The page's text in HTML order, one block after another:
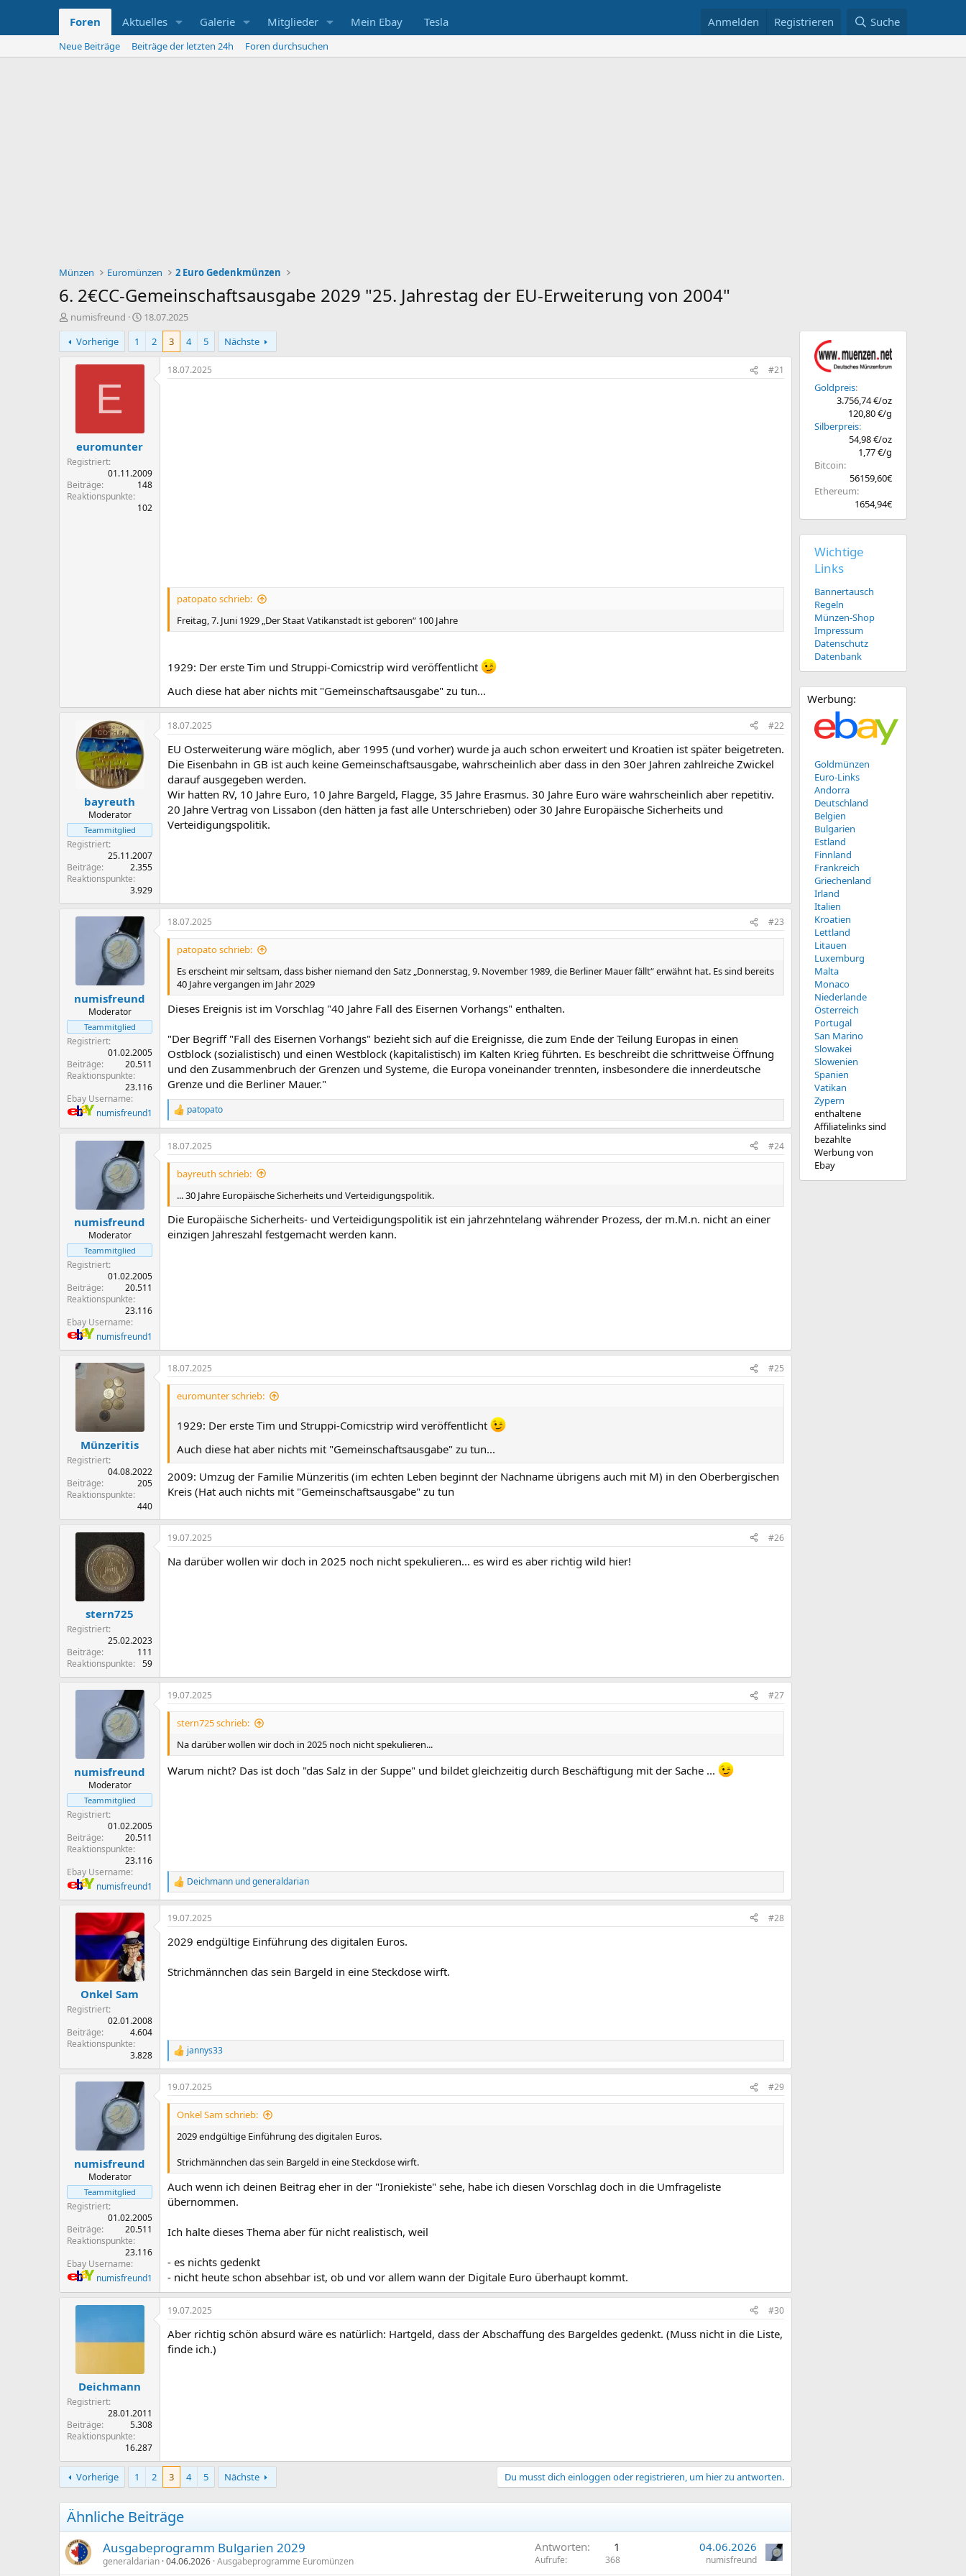
Foren Aktuelles Galerie Mitglieder Mein Ebay Tesla Anmelden Registrieren Suche
Neue Beiträge Beiträge der letzten 24h Foren durchsuchen
Münzen Euromünzen 2 Euro Gedenkmünzen
6. 2€CC-Gemeinschaftsausgabe 2029 "25. Jahrestag der EU-Erweiterung von 2004"
E
r
s
t
numisfreund
E
r
t
e
m
18.07.2025
Vorherige
1 2 3 4 5 Nächste
E
euromunter
Registriert
01.11.2009
Beiträge
148
Reaktionspunkte
102
18.07.2025 #21
patopato schrieb:
Freitag, 7. Juni 1929 „Der Staat Vatikanstadt ist geboren“ 100 Jahre
1929: Der erste Tim und Struppi-Comicstrip wird veröffentlicht
Auch diese hat aber nichts mit "Gemeinschaftsausgabe" zu tun...
bayreuth
Moderator
Teammitglied
Registriert
25.11.2007
Beiträge
2.355
Reaktionspunkte
3.929
18.07.2025 #22
EU Osterweiterung wäre möglich, aber 1995 (und vorher) wurde ja auch schon erweitert und Kroatien ist später beigetreten.
Die Eisenbahn in GB ist auch keine Gemeinschaftsausgabe, wahrscheinlich aber dass in den 30er Jahren zahlreiche Zwickel
darauf ausgegeben werden.
Wir hatten RV, 10 Jahre Euro, 10 Jahre Bargeld, Flagge, 35 Jahre Erasmus. 30 Jahre Euro wäre wahrscheinlich aber repetitiv.
20 Jahre Vertrag von Lissabon (den hätten ja fast alle Unterschrieben) oder 30 Jahre Europäische Sicherheits und
Verteidigungspolitik.
numisfreund
Moderator
Teammitglied
Registriert
01.02.2005
Beiträge
20.511
Reaktionspunkte
23.116
Ebay Username
numisfreund1
18.07.2025 #23
patopato schrieb:
Es erscheint mir seltsam, dass bisher niemand den Satz „Donnerstag, 9. November 1989, die Berliner Mauer fällt“ erwähnt hat. Es sind bereits
40 Jahre vergangen im Jahr 2029
Dieses Ereignis ist im Vorschlag "40 Jahre Fall des Eisernen Vorhangs" enthalten.
"Der Begriff "Fall des Eisernen Vorhangs" bezieht sich auf die Ereignisse, die zum Ende der Teilung Europas in einen
Ostblock (sozialistisch) und einen Westblock (kapitalistisch) im Kalten Krieg führten. Es beschreibt die schrittweise Öffnung
und den Zusammenbruch der Grenzen und Systeme, die Europa voneinander trennten, insbesondere die innerdeutsche
Grenze und die Berliner Mauer."
R
e
a
k
t
e
n
:
patopato
numisfreund
Moderator
Teammitglied
Registriert
01.02.2005
Beiträge
20.511
Reaktionspunkte
23.116
Ebay Username
numisfreund1
18.07.2025 #24
bayreuth schrieb:
... 30 Jahre Europäische Sicherheits und Verteidigungspolitik.
Die Europäische Sicherheits- und Verteidigungspolitik ist ein jahrzehntelang währender Prozess, der m.M.n. nicht an einer
einzigen Jahreszahl festgemacht werden kann.
Münzeritis
Registriert
04.08.2022
Beiträge
205
Reaktionspunkte
440
18.07.2025 #25
euromunter schrieb:
1929: Der erste Tim und Struppi-Comicstrip wird veröffentlicht
Auch diese hat aber nichts mit "Gemeinschaftsausgabe" zu tun...
2009: Umzug der Familie Münzeritis (im echten Leben beginnt der Nachname übrigens auch mit M) in den Oberbergischen
Kreis (Hat auch nichts mit "Gemeinschaftsausgabe" zu tun
stern725
Registriert
25.02.2023
Beiträge
111
Reaktionspunkte
59
19.07.2025 #26
Na darüber wollen wir doch in 2025 noch nicht spekulieren... es wird es aber richtig wild hier!
numisfreund
Moderator
Teammitglied
Registriert
01.02.2005
Beiträge
20.511
Reaktionspunkte
23.116
Ebay Username
numisfreund1
19.07.2025 #27
stern725 schrieb:
Na darüber wollen wir doch in 2025 noch nicht spekulieren...
Warum nicht? Das ist doch "das Salz in der Suppe" und bildet gleichzeitig durch Beschäftigung mit der Sache ...
R
e
a
k
i
n
e
Deichmann undgeneraldarian
Onkel Sam
Registriert
02.01.2008
Beiträge
4.604
Reaktionspunkte
3.828
19.07.2025 #28
2029 endgültige Einführung des digitalen Euros.
Strichmännchen das sein Bargeld in eine Steckdose wirft.
R
e
a
k
t
n
jannys33
numisfreund
Moderator
Teammitglied
Registriert
01.02.2005
Beiträge
20.511
Reaktionspunkte
23.116
Ebay Username
numisfreund1
19.07.2025 #29
Onkel Sam schrieb:
2029 endgültige Einführung des digitalen Euros.
Strichmännchen das sein Bargeld in eine Steckdose wirft.
Auch wenn ich deinen Beitrag eher in der "Ironiekiste" sehe, habe ich diesen Vorschlag doch in die Umfrageliste
übernommen.
Ich halte dieses Thema aber für nicht realistisch, weil
- es nichts gedenkt
- nicht heute schon absehbar ist, ob und vor allem wann der Digitale Euro überhaupt kommt.
Deichmann
Registriert
28.01.2011
Beiträge
5.308
Reaktionspunkte
16.287
19.07.2025 #30
Aber richtig schön absurd wäre es natürlich: Hartgeld, dass der Abschaffung des Bargeldes gedenkt. (Muss nicht in die Liste,
finde ich.)
Vorherige 1 2 3 4 5 Nächste Du musst dich einloggen oder registrieren, um hier zu antworten.
Ähnliche Beiträge
Ausgabeprogramm Bulgarien 2029
generaldarian 04.06.2026 Ausgabeprogramme Euromünzen
Antworten 1
Aufrufe 368
04.06.2026
numisfreund
Goldpreis
3.756,74 €/oz
120,80 €/g
Silberpreis
54,98 €/oz
1,77 €/g
Bitcoin
56159,60€
Ethereum
1654,94€
Wichtige
Links
Bannertausch
Regeln
Münzen-Shop
Impressum
Datenschutz
Datenbank
Werbung:
Goldmünzen
Euro-Links
Andorra
Deutschland
Belgien
Bulgarien
Estland
Finnland
Frankreich
Griechenland
Irland
Italien
Kroatien
Lettland
Litauen
Luxemburg
Malta
Monaco
Niederlande
Österreich
Portugal
San Marino
Slowakei
Slowenien
Spanien
Vatikan
Zypern
enthaltene
Affiliatelinks sind
bezahlte
Werbung von
Ebay